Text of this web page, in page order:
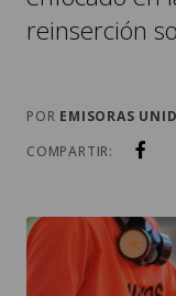
reinserción
POR EMISORAS
COMPARTIR: